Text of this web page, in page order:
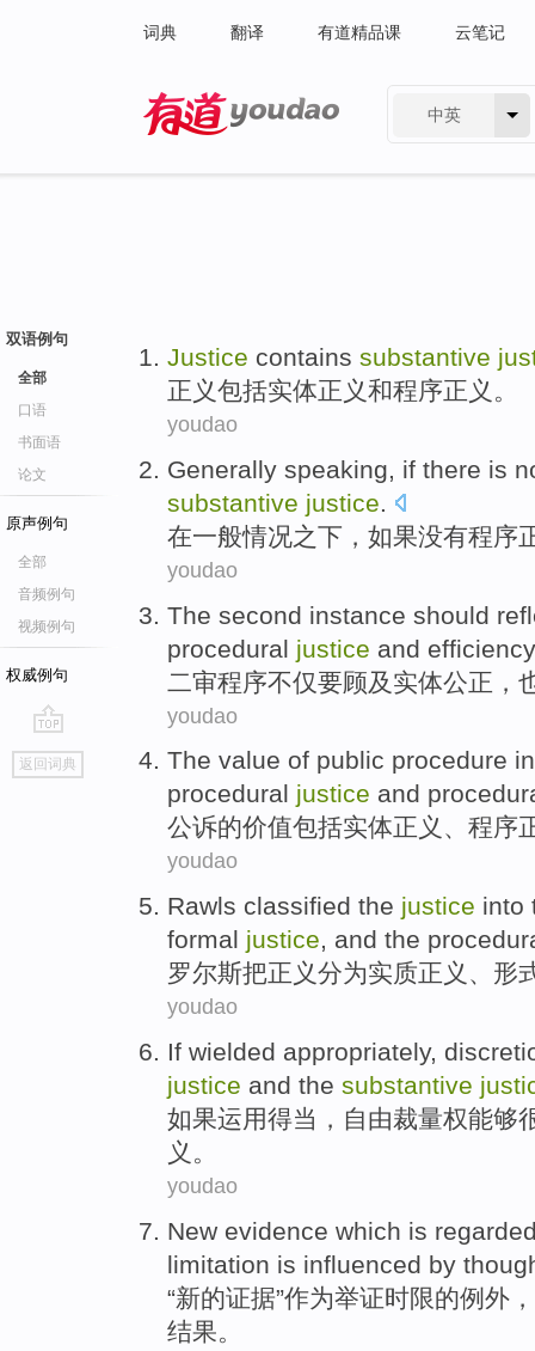
词典 翻译 有道精品课 云笔记
中英
双语例句
全部
口语
书面语
论文
原声例句
全部
音频例句
视频例句
权威例句
go
top
返回词典
Justice contains substantive
正义包括实体正义和程序正义。
youdao
Generally speaking, if there is
substantive justice.
在一般情况之下， 如果没有程序
youdao
The second instance should
procedural justice and efficiency
二审程序不仅要顾及实体公正 ，
youdao
The value of public procedure
procedural justice and
公诉的价值包括实体正义 、 程序
youdao
Rawls classified the justice into
formal justice, and the
罗尔斯把正义分为实质正义、 形
youdao
If wielded appropriately,
justice and the substantive
如果运用得当， 自由裁量权能够
义。
youdao
New evidence which is
limitation is influenced by
“新的证据”作为举证时限的例外 ，
结果。